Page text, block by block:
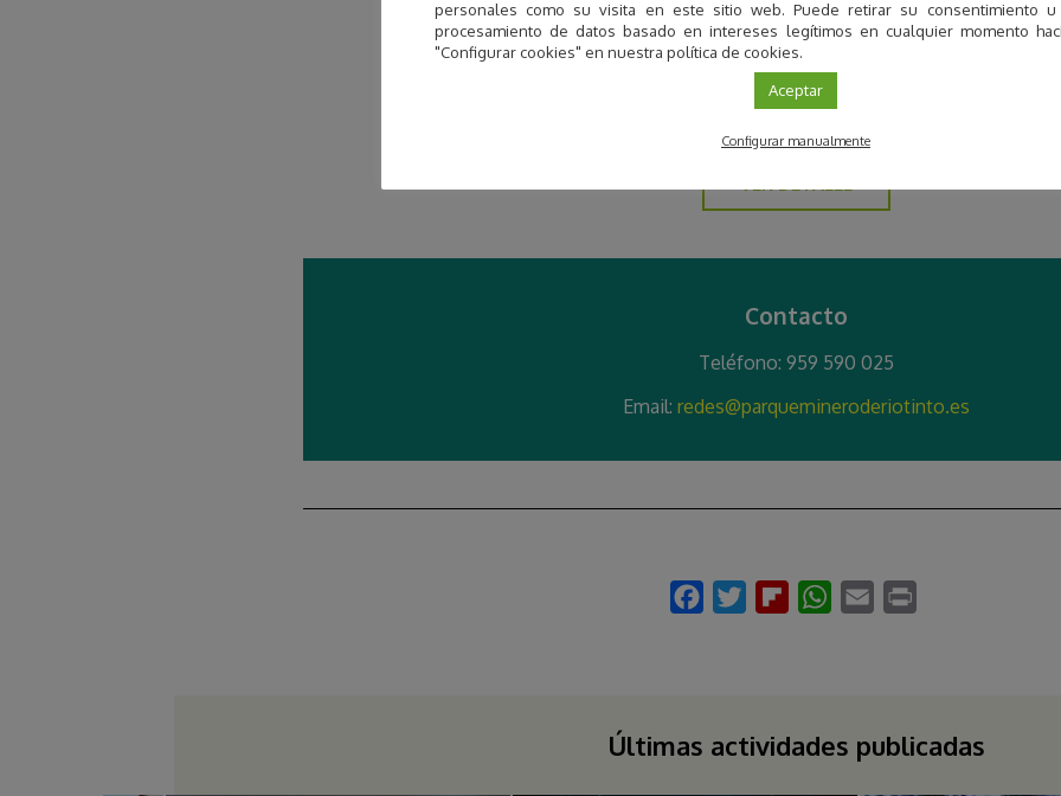
Parque Minero de Riotinto
Parque Minero de Riotinto, Marte en la Tierra
Contacto
Teléfono: 959 590 025
Email: redes@parquemineroderiotinto.es
Últimas actividades publicadas
personales como su visita en este sitio web. Puede retirar su consentimiento
procesamiento de datos basado en intereses legítimos en cualquier momento
"Configurar cookies" en nuestra política de cookies.
Aceptar
Configurar manualmente